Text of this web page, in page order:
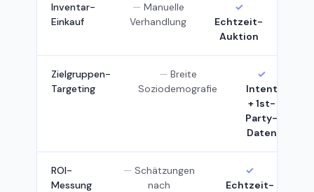
Inventar-
Einkauf
Manuelle
Verhandlung
Echtzeit-
Auktion
Zielgruppen-
Targeting
Breite
Soziodemografie
Intent
+ 1st-
Party-
Daten
ROI-
Messung
Schätzungen
nach
Echtzeit-